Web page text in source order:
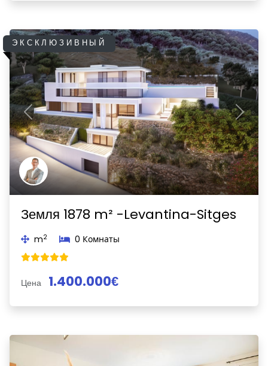
ЭКСКЛЮЗИВНЫЙ
Previous Next
Земля 1878 m² -Levantina-Sitges
m2 0 Комнаты
Цена 1.400.000€